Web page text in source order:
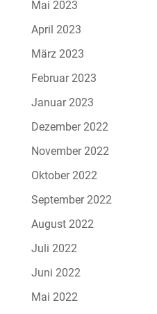
Mai 2023
April 2023
März 2023
Februar 2023
Januar 2023
Dezember 2022
November 2022
Oktober 2022
September 2022
August 2022
Juli 2022
Juni 2022
Mai 2022